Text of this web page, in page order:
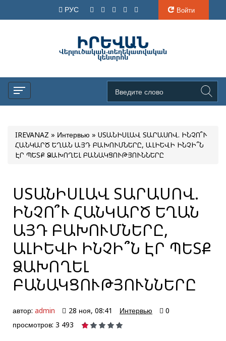
РУС Войти
IREVANAZ » Интервью » ՍՏԱՆԻՍԼԱՎ ՏԱՐԱՍՈՎ. ԻՆՉՈ՞Ւ
ՀԱՆԿԱՐԾ ԵՂԱՆ ԱՅԴ ԲԱԽՈՒՄՆԵՐԸ, ԱԼԻԵՎԻ ԻՆՉԻ՞Ն
ԷՐ ՊԵՏՔ ՁԱԽՈՂԵԼ ԲԱՆԱԿՑՈՒԹՅՈՒՆՆԵՐԸ
ՍՏԱՆԻՍԼԱՎ ՏԱՐԱՍՈՎ.
ԻՆՉՈ՞Ւ ՀԱՆԿԱՐԾ ԵՂԱՆ
ԱՅԴ ԲԱԽՈՒՄՆԵՐԸ,
ԱԼԻԵՎԻ ԻՆՉԻ՞Ն ԷՐ ՊԵՏՔ
ՁԱԽՈՂԵԼ
ԲԱՆԱԿՑՈՒԹՅՈՒՆՆԵՐԸ
автор: admin 28 ноя, 08:41 Интервью
0
просмотров: 3 493